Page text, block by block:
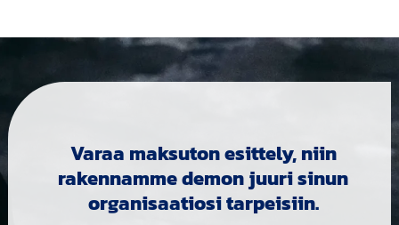
Varaa maksuton esittely, niin
rakennamme demon juuri sinun
organisaatiosi tarpeisiin.